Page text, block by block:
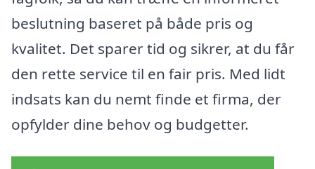
beslutning baseret på både pris og
kvalitet. Det sparer tid og sikrer, at du får
den rette service til en fair pris. Med lidt
indsats kan du nemt finde et firma, der
opfylder dine behov og budgetter.